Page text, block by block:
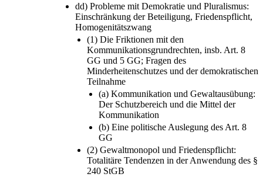
dd) Probleme mit Demokratie und Pluralismus:
Einschränkung der Beteiligung, Friedenspflicht,
Homogenitätszwang
(1) Die Friktionen mit den
Kommunikationsgrundrechten, insb. Art. 8
GG und 5 GG; Fragen des
Minderheitenschutzes und der demokratischen
Teilnahme
(a) Kommunikation und Gewaltausübung:
Der Schutzbereich und die Mittel der
Kommunikation
(b) Eine politische Auslegung des Art. 8
GG
(2) Gewaltmonopol und Friedenspflicht:
Totalitäre Tendenzen in der Anwendung des §
240 StGB